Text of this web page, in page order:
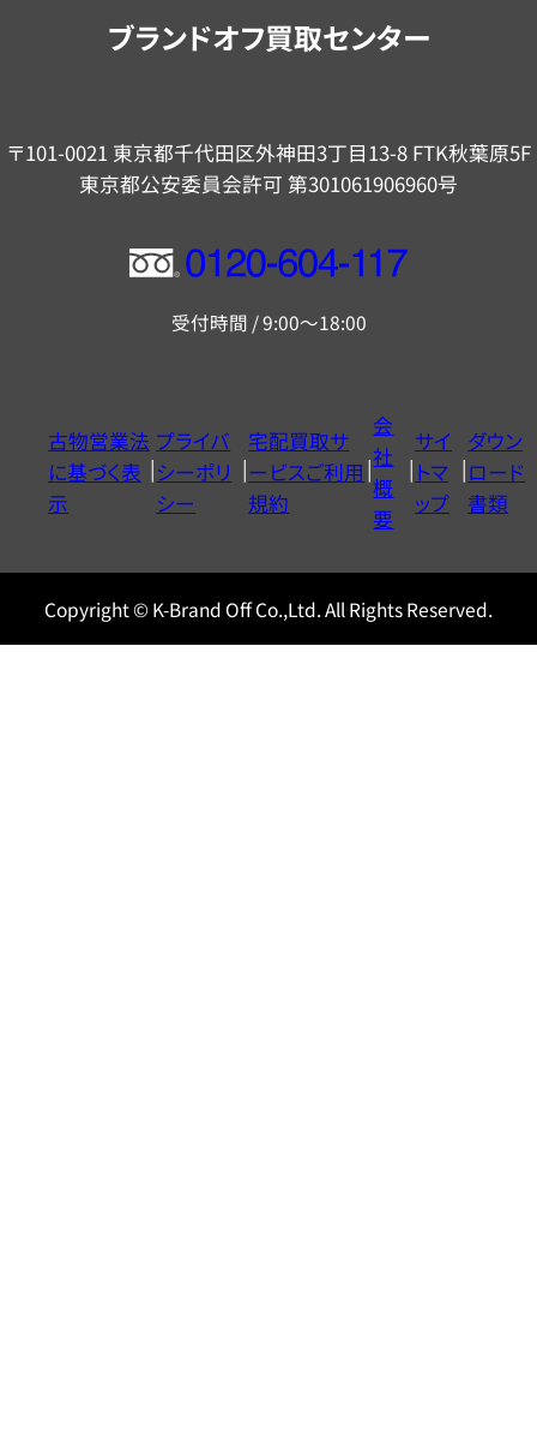
ブランドオフ買取センター
〒101-0021 東京都千代田区外神田3丁目13-8 FTK秋葉原5F
東京都公安委員会許可 第301061906960号
フ
ー
ヤ
ル
0120604117
受付時間 / 9:00～18:00
古物営業法
に基づく表
示
プライバ
シーポリ
シー
宅配買取サ
ービスご利用
規約
会
社
概
要
サイ
トマ
ップ
ダウン
ロード
書類
Copyright © K-Brand Off Co.,Ltd. All Rights Reserved.